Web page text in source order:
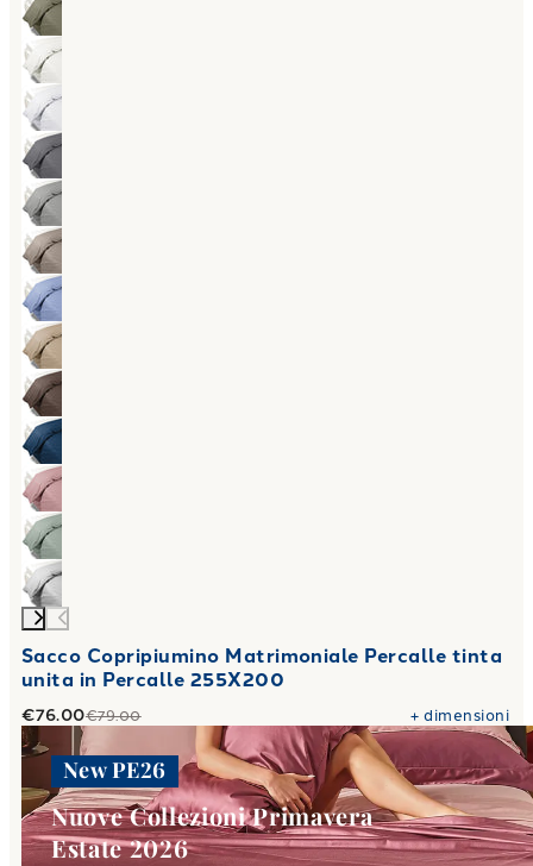
Sacco Copripiumino Matrimoniale Percalle tinta
unita in Percalle 255X200
€76.00€79.00 +dimensioni
New PE26
Nuove Collezioni Primavera
Estate 2026